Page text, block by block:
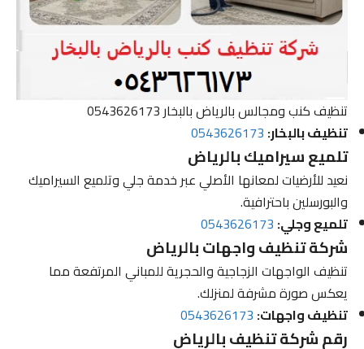
تنظيف كنب ومجالس بالرياض بالبخار 0543626173
تنظيف بالبخار:0543626173
تلميع سيراميك بالرياض
نعيد للأرضيات لمعانها الأصلي عبر خدمة جلي وتلميع السيراميك
والبورسلين باحترافية.
تلميع وجلي:0543626173
شركة تنظيف واجهات بالرياض
تنظيف الواجهات الزجاجية والحجرية للمباني المرتفعة مما
يعكس صورة مشرفة لمنزلك.
تنظيف واجهات:0543626173
رقم شركة تنظيف بالرياض